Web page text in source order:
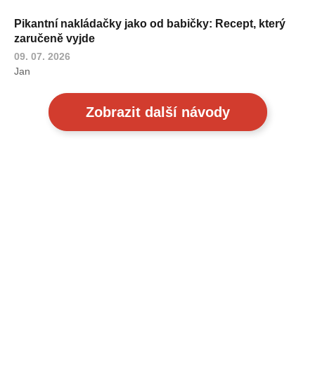
Pikantní nakládačky jako od babičky: Recept, který
zaručeně vyjde
09. 07. 2026
Jan
Zobrazit další návody